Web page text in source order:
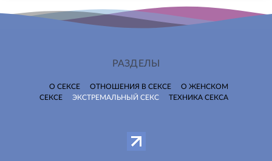
РАЗДЕЛЫ
О СЕКСЕ ОТНОШЕНИЯ В СЕКСЕ
О ЖЕНСКОМ
СЕКСЕ
ЭКСТРЕМАЛЬНЫЙ СЕКС ТЕХНИКА СЕКСА